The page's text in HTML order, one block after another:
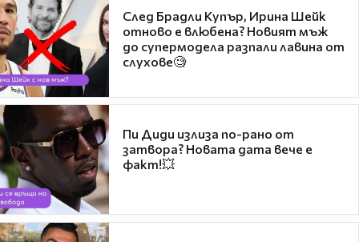
След Брадли Купър, Ирина Шейк
отново е влюбена? Новият мъж
до супермодела разпали лавина от
слухове🧐
Пи Диди излиза по-рано от
затвора? Новата дата вече е
факт!💥